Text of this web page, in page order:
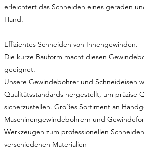
erleichtert das Schneiden eines geraden
Hand.
Effizientes Schneiden von Innengewinden.
Die kurze Bauform macht diesen
geeignet.
Unsere Gewindebohrer und Schneideisen
Qualitätsstandards hergestellt, um präzise
sicherzustellen. Großes Sortiment an
Maschinengewindebohrern und
Werkzeugen zum professionellen
verschiedenen Materialien